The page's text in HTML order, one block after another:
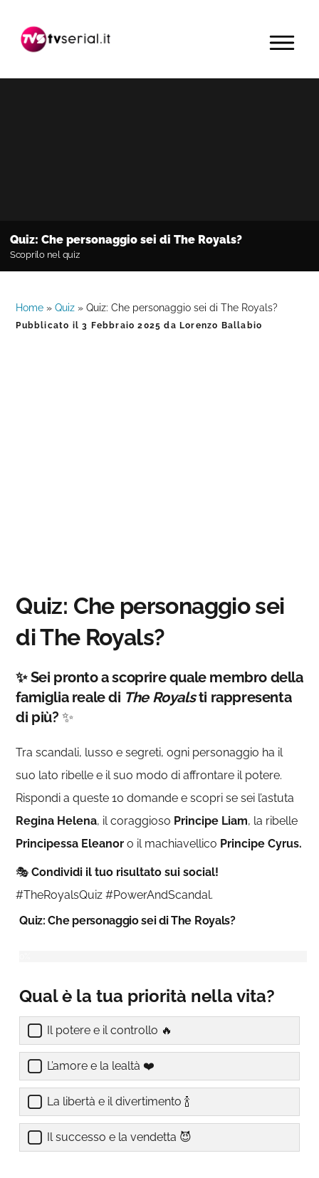
navigazione
contenuto
barra
primaria
MENU
Quiz: Che personaggio sei di The Royals?
Scoprilo nel quiz
Home »Quiz »Quiz: Che personaggio sei di The Royals?
Pubblicato il3 Febbraio 2025 da Lorenzo Ballabio
Quiz: Che personaggio sei
di The Royals?
✨ Sei pronto a scoprire quale membro della
famiglia reale di The Royalsti rappresenta
di più? ✨
Tra scandali, lusso e segreti, ogni personaggio ha il
suo lato ribelle e il suo modo di affrontare il potere.
Rispondi a queste 10 domande e scopri se sei l’astuta
Regina Helena, il coraggioso Principe Liam, la ribelle
Principessa Eleanor o il machiavellico Principe Cyrus.
🎭Condividi il tuo risultato sui social!
#TheRoyalsQuiz #PowerAndScandal.
Quiz: Che personaggio sei di The Royals?
Qual è la tua priorità nella vita?
Il potere e il controllo 🔥
L’amore e la lealtà ❤️
La libertà e il divertimento 🍾
Il successo e la vendetta 😈